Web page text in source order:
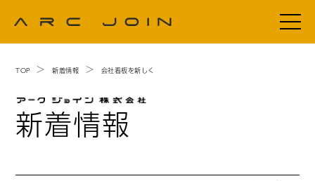
TOP 新着情報 会社看板を新しく
新着情報